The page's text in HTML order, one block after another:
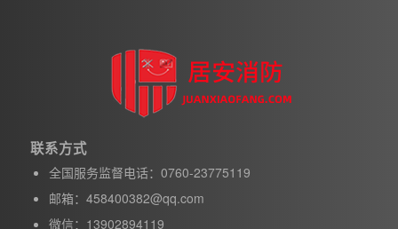
联系方式
全国服务监督电话：0760-23775119
邮箱：458400382@qq.com
微信：13902894119